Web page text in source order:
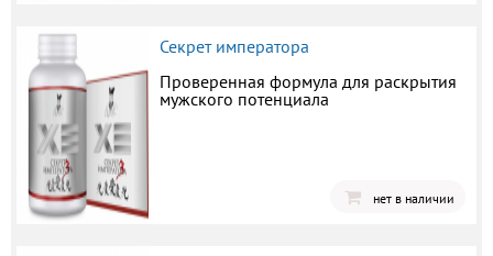
Секрет императора
Проверенная формула для раскрытия
мужского потенциала
нет в наличии